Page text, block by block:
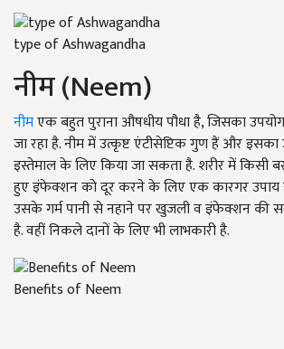
type of Ashwagandha
नीम (Neem)
नीमएक बहुत पुराना औषधीय पौधा है, जिसका
जा रहा है. नीम में उत्कृष्ट एंटीसेप्टिक गुण हैं और इसका
इस्तेमाल के लिए किया जा सकता है. शरीर में किसी
हुए इंफेक्शन को दूर करने के लिए एक कारगर उपाय
उसके गर्म पानी से नहाने पर खुजली व इंफेक्शन की
है. वहीं निकले दानों के लिए भी लाभकारी है.
Benefits of Neem